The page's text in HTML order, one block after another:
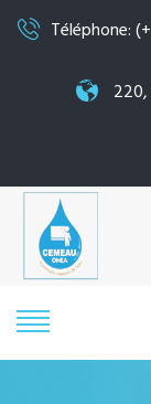
Téléphone:
220,